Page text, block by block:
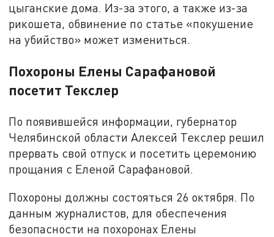
цыганские дома. Из-за этого, а также из-за
рикошета, обвинение по статье «покушение
на убийство» может измениться.
Похороны Елены Сарафановой
посетит Текслер
По появившейся информации, губернатор
Челябинской области Алексей Текслер решил
прервать свой отпуск и посетить церемонию
прощания с Еленой Сарафановой.
Похороны должны состояться 26 октября. По
данным журналистов, для обеспечения
безопасности на похоронах Елены